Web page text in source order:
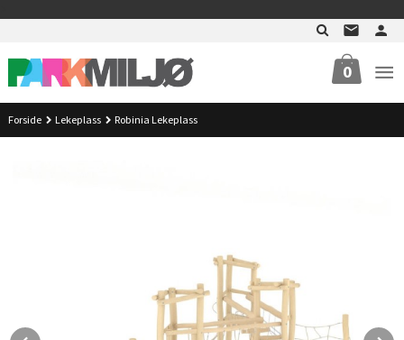
0
Forside Lekeplass Robinia Lekeplass